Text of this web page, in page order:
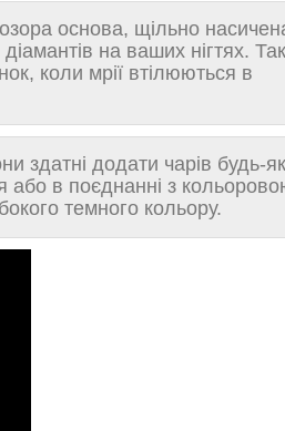
основа, щільно
на ваших нігтях. Так
коли мрії втілюються в
здатні додати чарів будь-
або в поєднанні з
темного кольору.